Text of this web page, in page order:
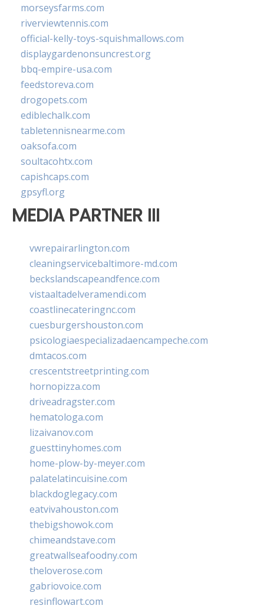
morseysfarms.com
riverviewtennis.com
official-kelly-toys-squishmallows.com
displaygardenonsuncrest.org
bbq-empire-usa.com
feedstoreva.com
drogopets.com
ediblechalk.com
tabletennisnearme.com
oaksofa.com
soultacohtx.com
capishcaps.com
gpsyfl.org
MEDIA PARTNER III
vwrepairarlington.com
cleaningservicebaltimore-md.com
beckslandscapeandfence.com
vistaaltadelveramendi.com
coastlinecateringnc.com
cuesburgershouston.com
psicologiaespecializadaencampeche.com
dmtacos.com
crescentstreetprinting.com
hornopizza.com
driveadragster.com
hematologa.com
lizaivanov.com
guesttinyhomes.com
home-plow-by-meyer.com
palatelatincuisine.com
blackdoglegacy.com
eatvivahouston.com
thebigshowok.com
chimeandstave.com
greatwallseafoodny.com
theloverose.com
gabriovoice.com
resinflowart.com